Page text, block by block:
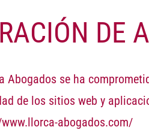
DE
Abogados se ha
de los sitios web y
abogados.com/